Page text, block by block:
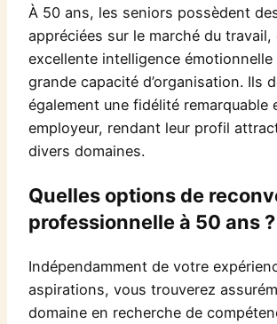
À 50 ans, les seniors possèdent
appréciées sur le marché du travail,
excellente intelligence émotionnelle
grande capacité d’organisation. Ils
également une fidélité remarquable
employeur, rendant leur profil
divers domaines.
Quelles options de
professionnelle à 50 ans ?
Indépendamment de votre
aspirations, vous trouverez
domaine en recherche de